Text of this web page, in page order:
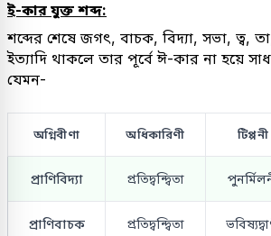
ই-কার যুক্ত শব্দ:
শব্দের শেষে জগৎ, বাচক, বিদ্যা, সভা, ত্ব,
ইত্যাদি থাকলে তার পূর্বে ঈ-কার না হয়ে
যেমন-
অগ্নিবীণা অধিকারিণী টিপ্পনী
প্রাণিবিদ্যা প্রতিদ্বন্দ্বিতা
প্রাণিবাচক প্রতিদ্বন্দ্বিতা